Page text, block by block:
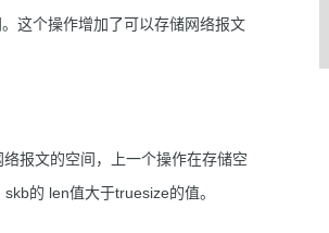
这个操作增加了可以存储网络报文
报文的空间，上一个操作在存储空
的 len值大于truesize的值。